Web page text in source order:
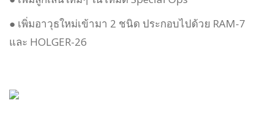
● เพิ่มอาวุธใหม่เข้ามา 2 ชนิด ประกอบไปด้วย RAM-7
และ HOLGER-26